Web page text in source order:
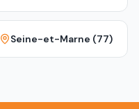
Seine-et-Marne (77)